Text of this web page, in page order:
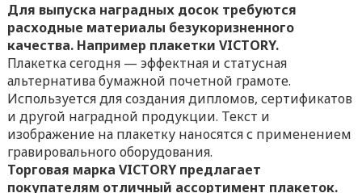
Для выпуска наградных досок требуются
расходные материалы безукоризненного
качества. Например плакетки VICTORY.
Плакетка сегодня — эффектная и статусная
альтернатива бумажной почетной грамоте.
Используется для создания дипломов, сертификатов
и другой наградной продукции. Текст и
изображение на плакетку наносятся с применением
гравировального оборудования.
Торговая марка VICTORY предлагает
покупателям отличный ассортимент плакеток.